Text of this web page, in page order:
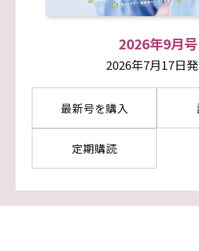
2026年9月号
2026年7月17日
最新号を購入
定期購読